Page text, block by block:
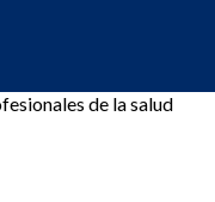
de la salud